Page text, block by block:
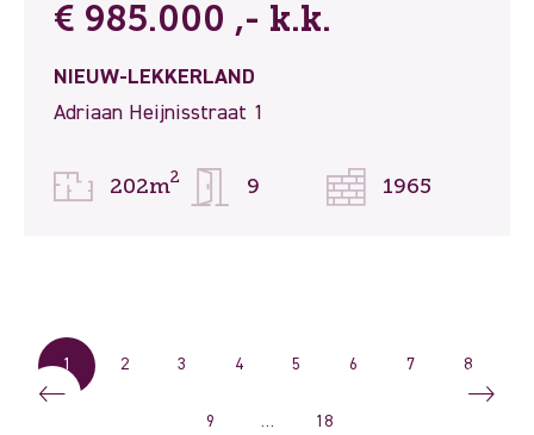
€ 985.000 ,- k.k.
NIEUW-LEKKERLAND
Adriaan Heijnisstraat 1
202m2 9 1965
1 2 3 4 5 6 7 8
9 … 18